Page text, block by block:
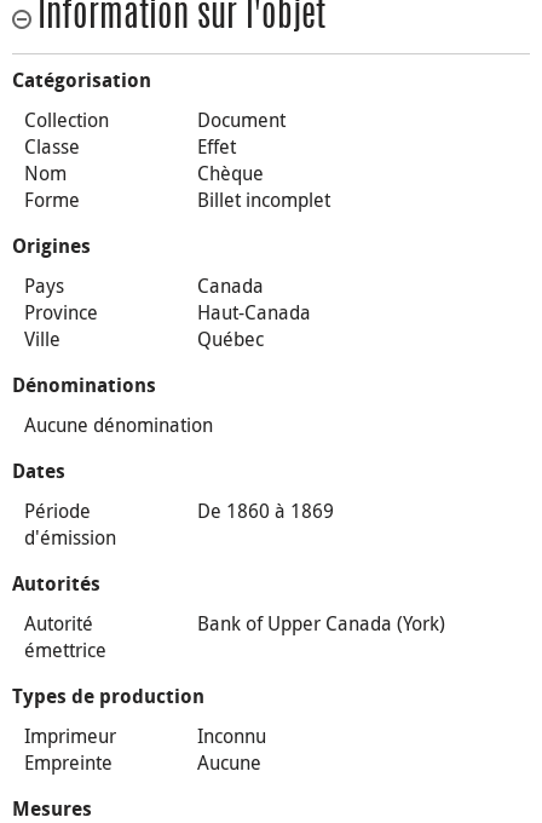
Information sur l'objet
Catégorisation
Collection
Document
Classe
Effet
Nom
Chèque
Forme
Billet incomplet
Origines
Pays
Canada
Province
Haut-Canada
Ville
Québec
Dénominations
Aucune dénomination
Dates
Période
d'émission
De 1860 à 1869
Autorités
Autorité
émettrice
Bank of Upper Canada (York)
Types de production
Imprimeur
Inconnu
Empreinte
Aucune
Mesures